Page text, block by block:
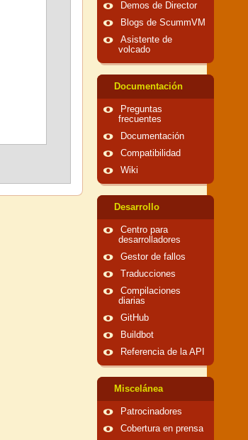
Demos de Director
Blogs de ScummVM
Asistente de
volcado
Documentación
Preguntas
frecuentes
Documentación
Compatibilidad
Wiki
Desarrollo
Centro para
desarrolladores
Gestor de fallos
Traducciones
Compilaciones
diarias
GitHub
Buildbot
Referencia de la API
Miscelánea
Patrocinadores
Cobertura en prensa